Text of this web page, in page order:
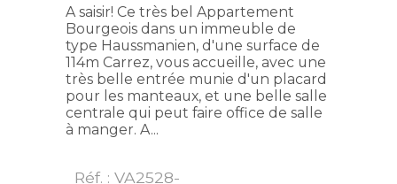
A saisir! Ce très bel Appartement
Bourgeois dans un immeuble de
type Haussmanien, d'une surface de
114m Carrez, vous accueille, avec une
très belle entrée munie d'un placard
pour les manteaux, et une belle salle
centrale qui peut faire office de salle
à manger. A...
Réf. : VA2528-